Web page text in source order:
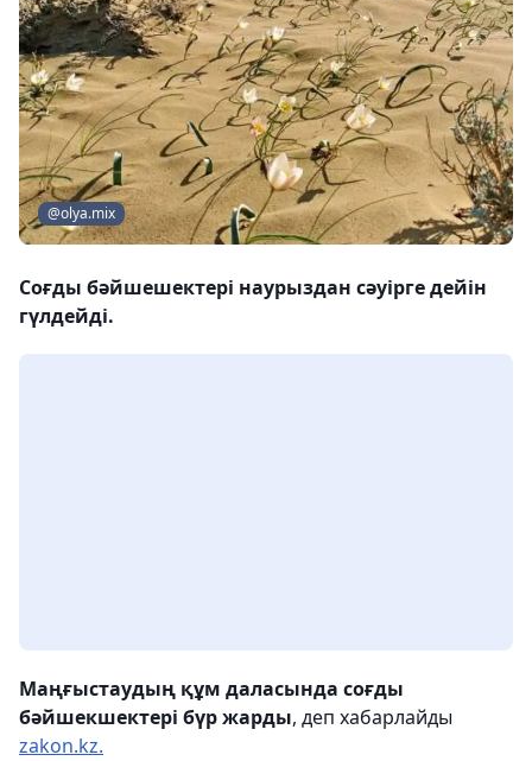
@olya.mix
Соғды бәйшешектері наурыздан сәуірге дейін
гүлдейді.
Маңғыстаудың құм даласында соғды
бәйшекшектері бүр жарды, деп хабарлайды
zakon.kz.